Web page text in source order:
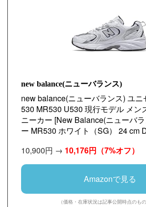
new balance(ニューバランス)
new balance(ニューバランス) ユニ
530 MR530 U530 現行モデル メン
ニーカー [New Balance(ニューバ
ー MR530 ホワイト（SG） 24 cm
10,900円 → 10,176円 （7%オフ）
Amazonで見る
（価格・在庫状況は記事公開時点のもの